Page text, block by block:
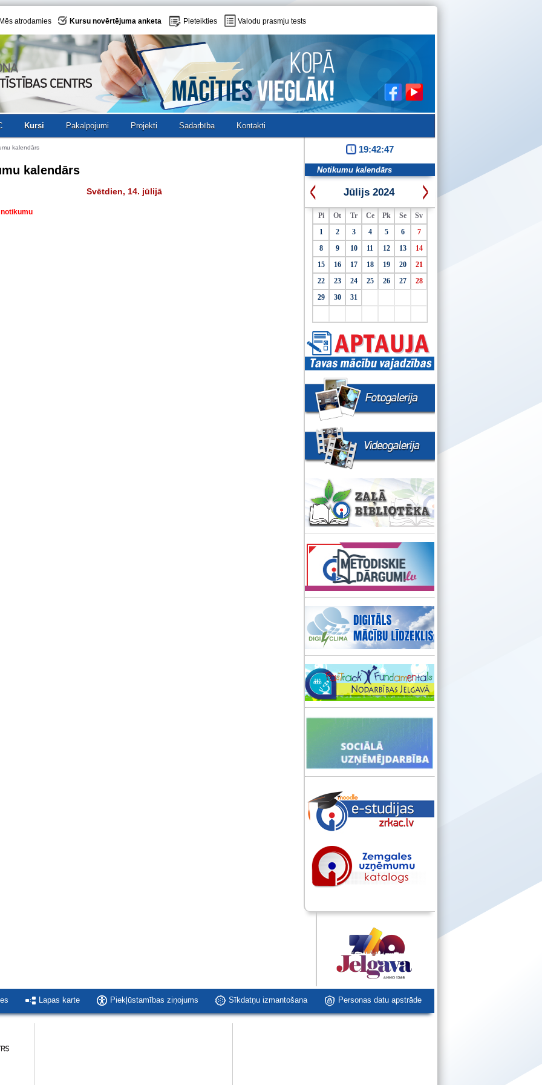
Mēs atrodamies Kursu novērtējuma anketa Pieteikties Valodu prasmju tests
Kursi Pakalpojumi Projekti Sadarbība Kontakti
kalendārs
kalendārs
Svētdien, 14. jūlijā
19:42:48
Notikumu kalendārs
Jūlijs 2024
Pi Ot Tr Ce Pk Se
Sv
1
2 3 4 5 6
7
8
9 10 11 12 13
14
15
16 17 18 19 20
21
22
23 24 25 26 27
28
29
30 31
Lapas karte Piekļūstamības ziņojums Sīkdatņu izmantošana Personas datu apstrāde